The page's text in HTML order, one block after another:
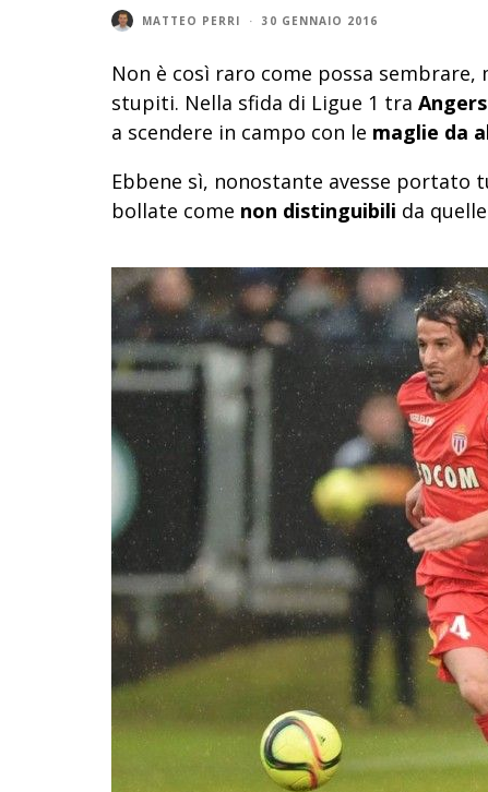
MATTEO PERRI · 30 GENNAIO 2016
Non è così raro come possa
stupiti. Nella sfida di Ligue 1 tra Angers
a scendere in campo con le maglie da
Ebbene sì, nonostante avesse portato
bollate come non distinguibili da